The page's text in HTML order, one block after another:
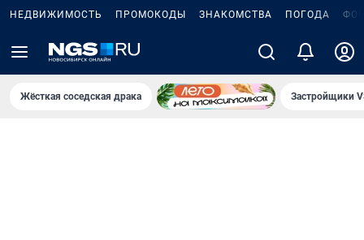
НЕДВИЖИМОСТЬ ПРОМОКОДЫ ЗНАКОМСТВА ПОГОДА
Жёсткая соседская драка Застройщики